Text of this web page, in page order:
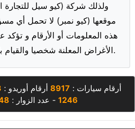
ولذلك شركة (كيو سيل للتجارة
موقعها (كيو نمبر) لا تحمل أي
هذه المعلومات أو الأرقام و
الأغراض المعلنة شخصيا والقيام بالفحص قبل الشراء.
أرقام سيارات : 8917 أرقام أوريدو :
1246 - عدد الزوار :